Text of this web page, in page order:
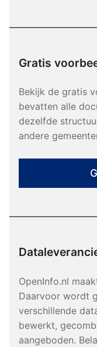
Gratis
Bekijk de gratis
bevatten alle
dezelfde
andere
OpenInfo.nl
Daarvoor wordt
verschillende
bewerkt,
aangeboden.